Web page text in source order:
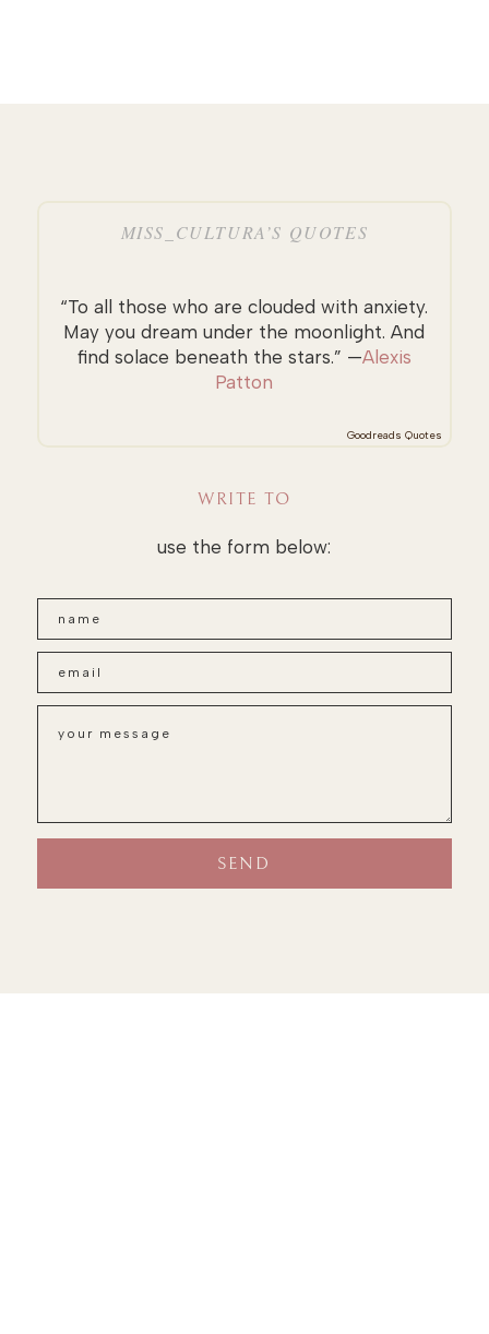
MISS_CULTURA’S QUOTES
“To all those who are clouded with anxiety.
May you dream under the moonlight. And
find solace beneath the stars.” —Alexis
Patton
Goodreads Quotes
WRITE TO
use the form below: